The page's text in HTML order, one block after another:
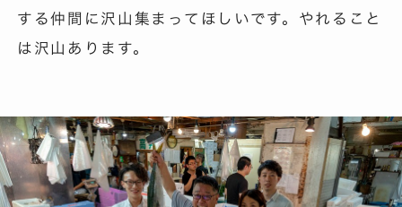
する仲間に沢山集まってほしいです。やれること
は沢山あります。